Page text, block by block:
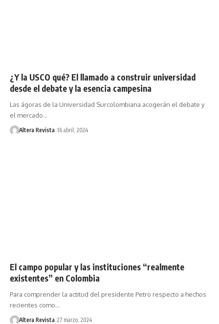
¿Y la USCO qué? El llamado a construir universidad
desde el debate y la esencia campesina
Las ágoras de la Universidad Surcolombiana acogerán el debate y
el mercado…
Altera Revista 16 abril, 2024
El campo popular y las instituciones “realmente
existentes” en Colombia
Para comprender la actitud del presidente Petro respecto a hechos
recientes como…
Altera Revista 27 marzo, 2024